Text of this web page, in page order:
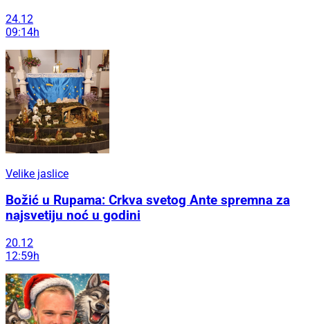
24.12
09:14h
Velike jaslice
Božić u Rupama: Crkva svetog Ante spremna za
najsvetiju noć u godini
20.12
12:59h